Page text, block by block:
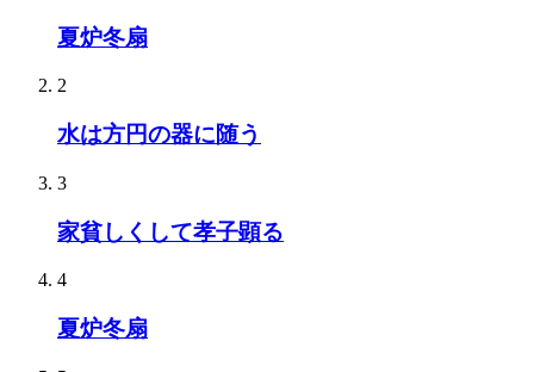
夏炉冬扇
2
水は方円の器に随う
3
家貧しくして孝子顕る
4
夏炉冬扇